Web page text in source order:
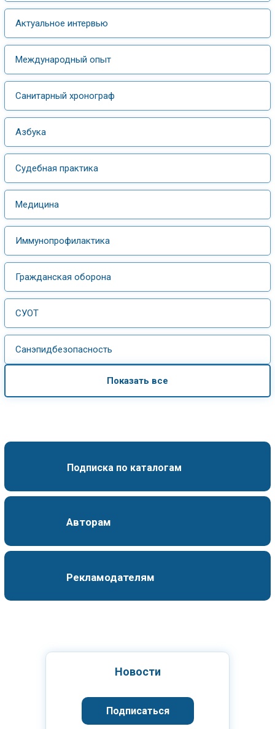
Актуальное интервью
Международный опыт
Санитарный хронограф
Азбука
Судебная практика
Медицина
Иммунопрофилактика
Гражданская оборона
СУОТ
Санэпидбезопасность
Показать все
Подписка по каталогам
Авторам
Рекламодателям
Новости
Подписаться